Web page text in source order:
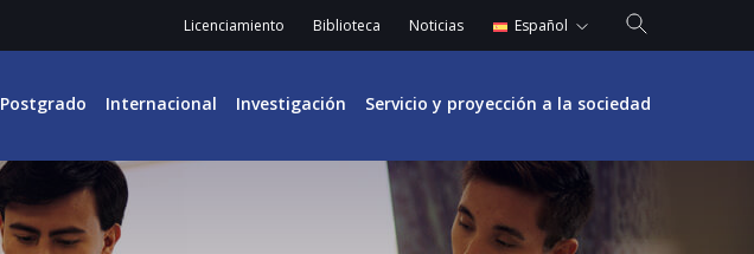
Licenciamiento Biblioteca Noticias Español
Postgrado Internacional Investigación Servicio y proyección a la sociedad